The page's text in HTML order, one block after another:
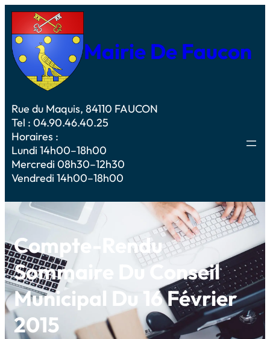
Mairie De Faucon
Rue du Maquis, 84110 FAUCON
Tel : 04.90.46.40.25
Horaires :
Lundi 14h00–18h00
Mercredi 08h30–12h30
Vendredi 14h00–18h00
Compte-Rendu
Sommaire Du Conseil
Municipal Du 16 Février
2015